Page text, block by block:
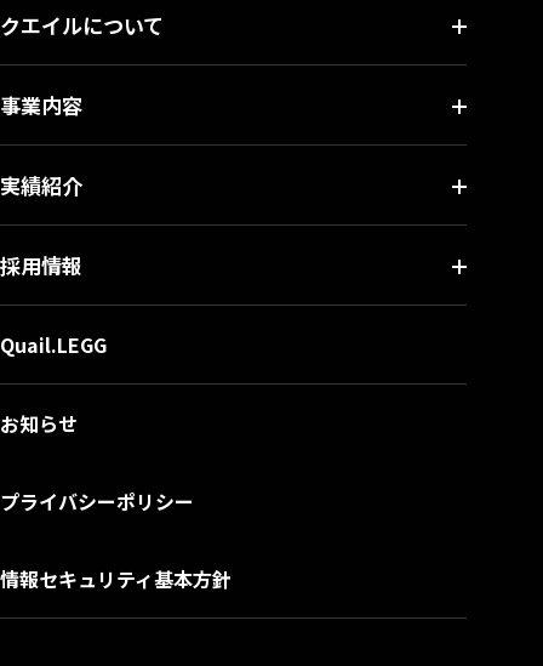
クエイルについて
事業内容
実績紹介
採用情報
Quail.LEGG
お知らせ
プライバシーポリシー
情報セキュリティ基本方針